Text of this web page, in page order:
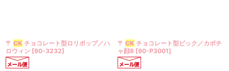
〒 CK チョコレート型ロリポップ／ハ
ロウィン [90-3232]
〒 CK チョコレート型ピック／カボチ
ャ顔8 [90-P3001]